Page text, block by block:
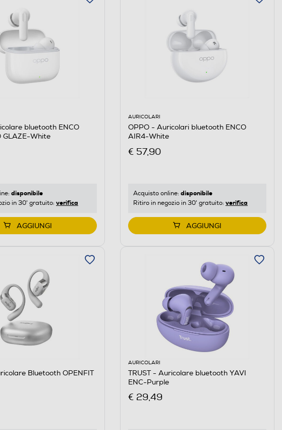
bluetooth ENCO
GLAZE-White
disponibile
in 30' gratuito: verifica
AGGIUNGI
AURICOLARI
OPPO - Auricolari bluetooth ENCO
AIR4-White
€ 57,90
Acquisto online: disponibile
Ritiro in negozio in 30' gratuito: verifica
AGGIUNGI
Bluetooth OPENFIT
AURICOLARI
TRUST - Auricolare bluetooth YAVI
ENC-Purple
€ 29,49